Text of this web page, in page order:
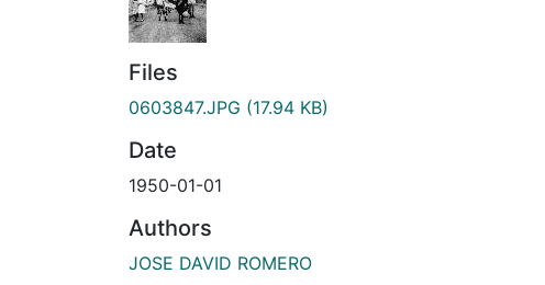
Files
0603847.JPG (17.94 KB)
Date
1950-01-01
Authors
JOSE DAVID ROMERO